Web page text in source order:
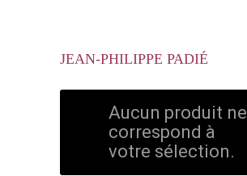
JEAN-PHILIPPE PADIÉ
Aucun produit ne
correspond à
votre sélection.